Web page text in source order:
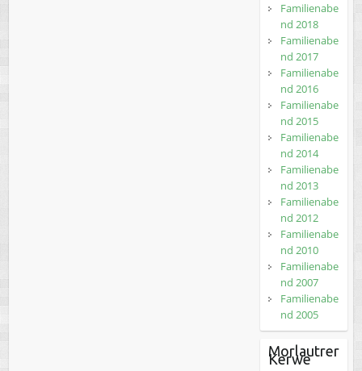
Familienabe
nd 2018
Familienabe
nd 2017
Familienabe
nd 2016
Familienabe
nd 2015
Familienabe
nd 2014
Familienabe
nd 2013
Familienabe
nd 2012
Familienabe
nd 2010
Familienabe
nd 2007
Familienabe
nd 2005
Morlautrer
Kerwe